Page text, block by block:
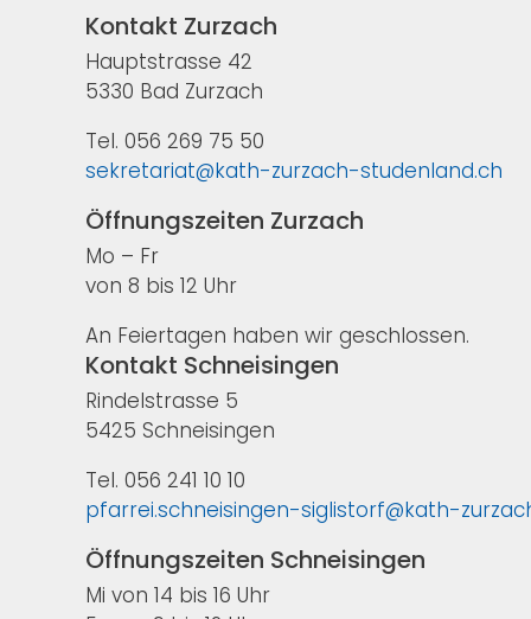
Kontakt Zurzach
Hauptstrasse 42
5330 Bad Zurzach
Tel. 056 269 75 50
sekretariat@kath-zurzach-studenland.ch
Öffnungszeiten Zurzach
Mo – Fr
von 8 bis 12 Uhr
An Feiertagen haben wir geschlossen.
Kontakt Schneisingen
Rindelstrasse 5
5425 Schneisingen
Tel. 056 241 10 10
pfarrei.schneisingen-siglistorf@kath-
Öffnungszeiten Schneisingen
Mi von 14 bis 16 Uhr